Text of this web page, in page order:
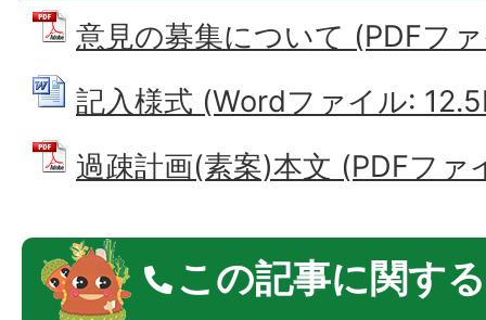
意見の募集について (PDFフ
記入様式 (Wordファイル:
過疎計画(素案)本文 (PDFファ
この記事に関す